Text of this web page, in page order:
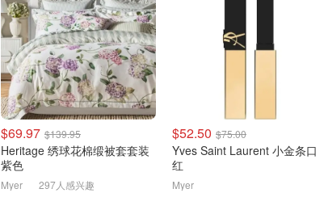
$69.97 $139.95
Heritage 绣球花棉缎被套套装
紫色
Myer 297人感兴趣
$52.50 $75.00
Yves Saint Laurent 小金条口
红
Myer